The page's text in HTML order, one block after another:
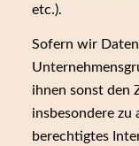
etc.).
Sofern wir
ihnen sonst den
insbesondere zu
berechtigtes